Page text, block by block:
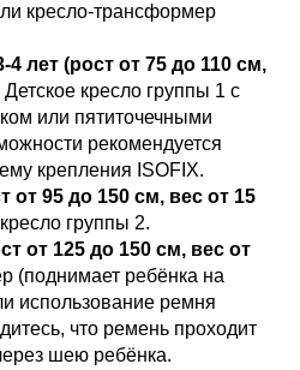
кресло-трансформер
лет (рост от 75 до 110 см,
Детское кресло группы 1 с
или пятиточечными
рекомендуется
крепления ISOFIX.
от 95 до 150 см, вес от 15
группы 2.
от 125 до 150 см, вес от
(поднимает ребёнка на
использование ремня
что ремень проходит
шею ребёнка.